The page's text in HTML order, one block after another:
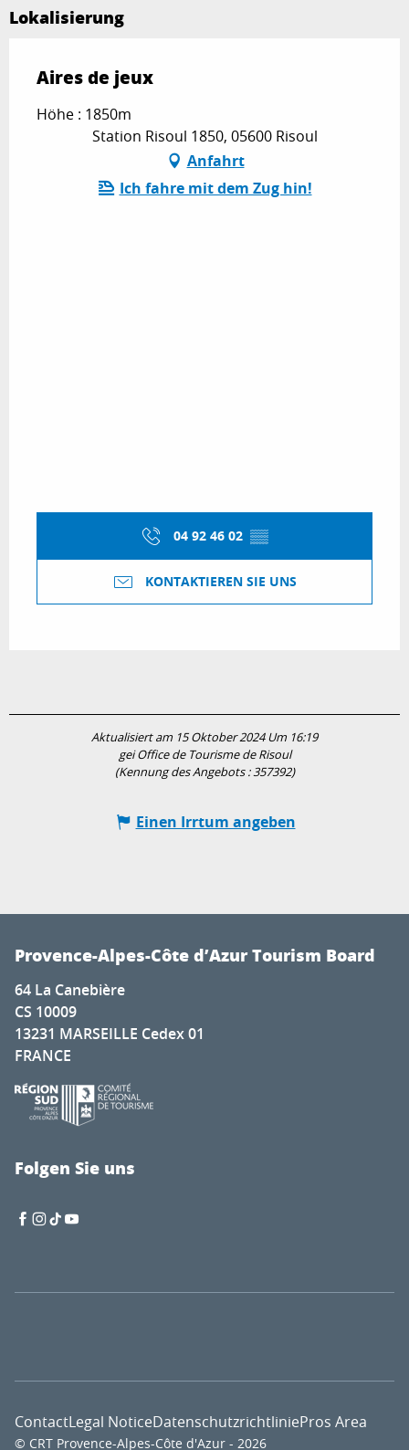
Lokalisierung
Aires de jeux
Höhe : 1850m
Station Risoul 1850, 05600 Risoul
Anfahrt
Ich fahre mit dem Zug hin!
04 92 46 02 ▒▒
KONTAKTIEREN SIE UNS
Aktualisiert am 15 Oktober 2024 Um 16:19
gei Office de Tourisme de Risoul
(Kennung des Angebots :357392)
Einen Irrtum angeben
Provence-Alpes-Côte d’Azur Tourism Board
64 La Canebière
CS 10009
13231 MARSEILLE Cedex 01
FRANCE
Folgen Sie uns
© CRT Provence-Alpes-Côte d'Azur - 2026
ContactLegal NoticeDatenschutzrichtliniePros Area